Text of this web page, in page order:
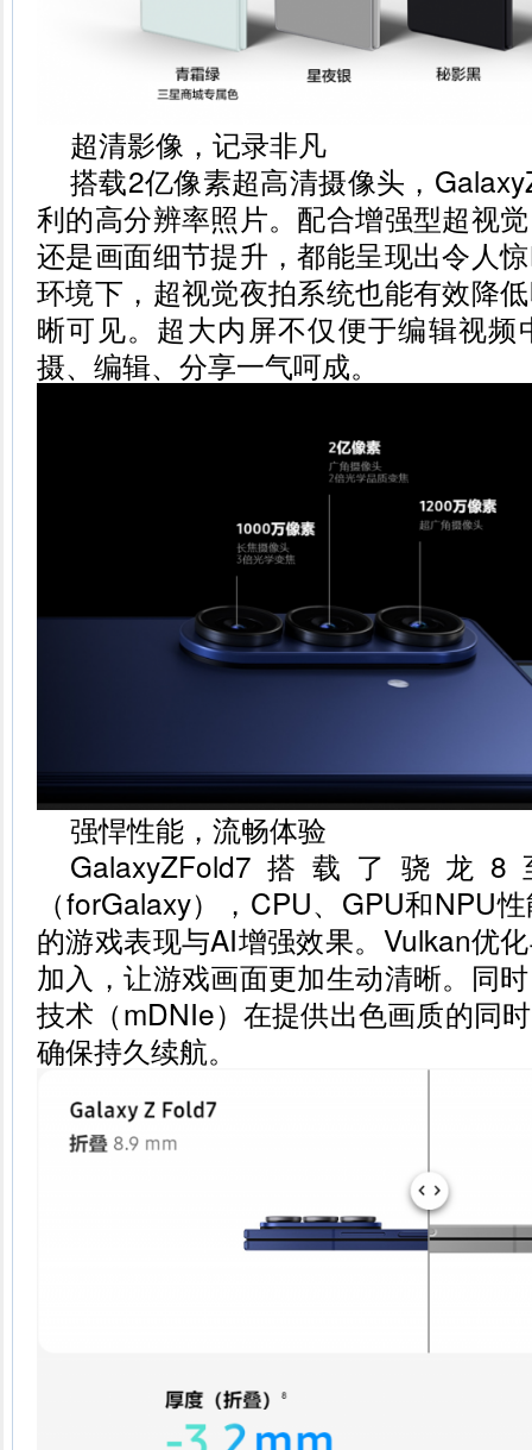
超清影像，记录非凡
搭载2亿像素超高清摄像头，
利的高分辨率照片。配合增强型超视
还是画面细节提升，都能呈现出令人
环境下，超视觉夜拍系统也能有效降
晰可见。超大内屏不仅便于编辑视
摄、编辑、分享一气呵成。
强悍性能，流畅体验
GalaxyZFold7搭载了骁
（forGalaxy），CPU、GPU和NPU
的游戏表现与AI增强效果。Vulkan优
加入，让游戏画面更加生动清晰。同
技术（mDNIe）在提供出色画质的同
确保持久续航。